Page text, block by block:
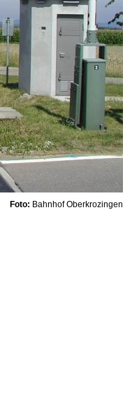
Foto: Bahnhof Oberkrozingen